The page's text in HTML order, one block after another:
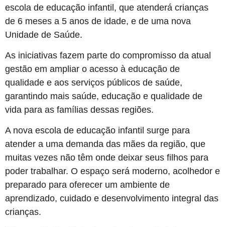
escola de educação infantil, que atenderá crianças
de 6 meses a 5 anos de idade, e de uma nova
Unidade de Saúde.
As iniciativas fazem parte do compromisso da atual
gestão em ampliar o acesso à educação de
qualidade e aos serviços públicos de saúde,
garantindo mais saúde, educação e qualidade de
vida para as famílias dessas regiões.
A nova escola de educação infantil surge para
atender a uma demanda das mães da região, que
muitas vezes não têm onde deixar seus filhos para
poder trabalhar. O espaço será moderno, acolhedor e
preparado para oferecer um ambiente de
aprendizado, cuidado e desenvolvimento integral das
crianças.